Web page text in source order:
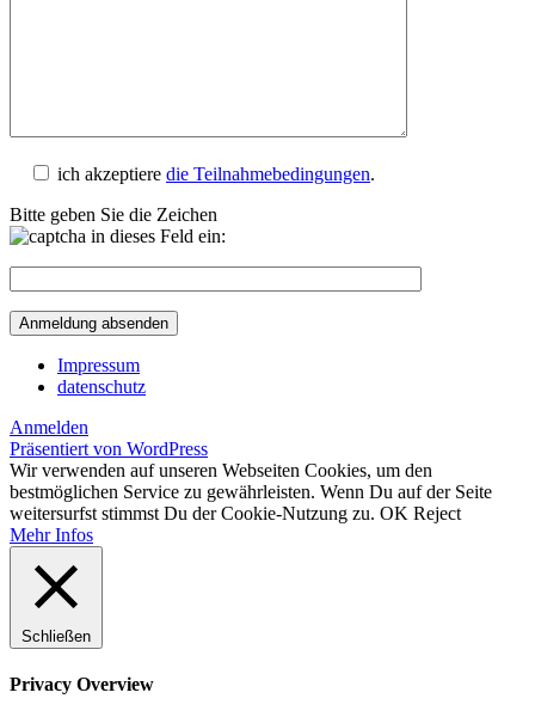
ich akzeptiere die Teilnahmebedingungen.
Bitte geben Sie die Zeichen
in dieses Feld ein:
Impressum
datenschutz
Anmelden
Präsentiert von WordPress
Wir verwenden auf unseren Webseiten Cookies, um den
bestmöglichen Service zu gewährleisten. Wenn Du auf der Seite
weitersurfst stimmst Du der Cookie-Nutzung zu. OK Reject
Mehr Infos
Schließen
Privacy Overview